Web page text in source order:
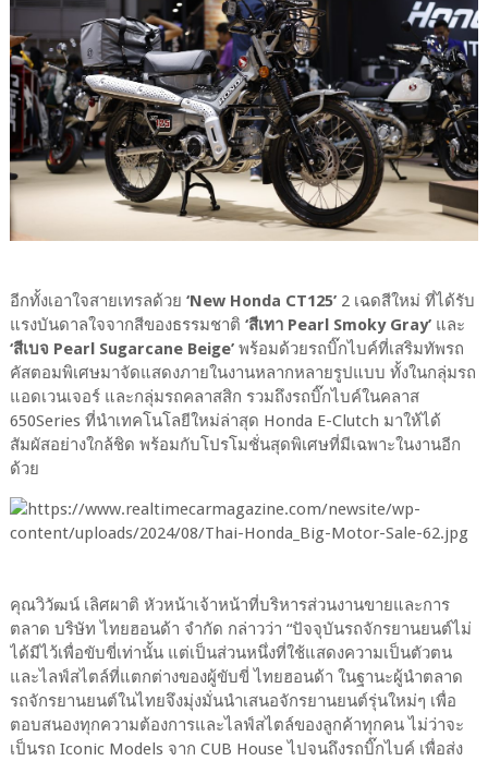
อีกทั้งเอาใจสายเทรลด้วย ‘New Honda CT125’2 เฉดสีใหม่ ที่ได้รับ
แรงบันดาลใจจากสีของธรรมชาติ ‘สีเทา Pearl Smoky Gray’และ
‘สีเบจ Pearl Sugarcane Beige’พร้อมด้วยรถบิ๊กไบค์ที่เสริมทัพรถ
คัสตอมพิเศษมาจัดแสดงภายในงานหลากหลายรูปแบบ ทั้งในกลุ่มรถ
แอดเวนเจอร์ และกลุ่มรถคลาสสิก รวมถึงรถบิ๊กไบค์ในคลาส
650Series ที่นำเทคโนโลยีใหม่ล่าสุด Honda E-Clutch มาให้ได้
สัมผัสอย่างใกล้ชิด พร้อมกับโปรโมชั่นสุดพิเศษที่มีเฉพาะในงานอีก
ด้วย
คุณวิวัฒน์ เลิศผาติ หัวหน้าเจ้าหน้าที่บริหารส่วนงานขายและการ
ตลาด บริษัท ไทยฮอนด้า จำกัด กล่าวว่า “ปัจจุบันรถจักรยานยนต์ไม่
ได้มีไว้เพื่อขับขี่เท่านั้น แต่เป็นส่วนหนึ่งที่ใช้แสดงความเป็นตัวตน
และไลฟ์สไตล์ที่แตกต่างของผู้ขับขี่ ไทยฮอนด้า ในฐานะผู้นำตลาด
รถจักรยานยนต์ในไทยจึงมุ่งมั่นนำเสนอจักรยานยนต์รุ่นใหม่ๆ เพื่อ
ตอบสนองทุกความต้องการและไลฟ์สไตล์ของลูกค้าทุกคน ไม่ว่าจะ
เป็นรถ Iconic Models จาก CUB House ไปจนถึงรถบิ๊กไบค์ เพื่อส่ง